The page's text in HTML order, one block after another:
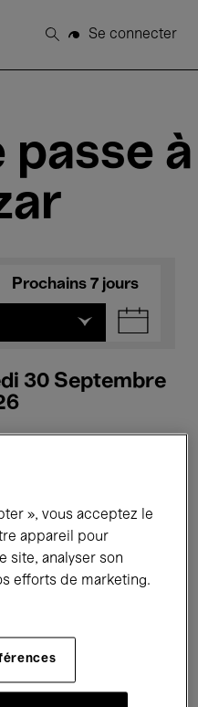
Rechercher
Se connecter
passe à
Prochains 7 jours
30 Septembre
Concerts
Performances
Music
», vous acceptez le
appareil pour
site, analyser son
efforts de marketing.